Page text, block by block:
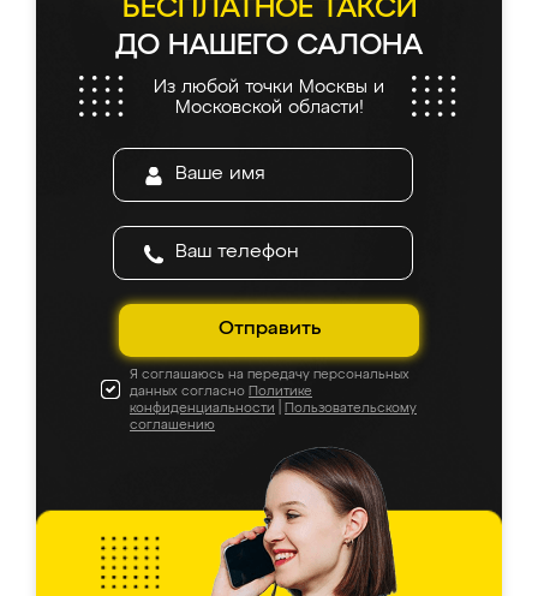
БЕСПЛАТНОЕ ТАКСИ
ДО НАШЕГО САЛОНА
Из любой точки Москвы и
Московской области!
Отправить
Я соглашаюсь на передачу персональных
данных согласно Политике
конфиденциальности
Пользовательскому
соглашению